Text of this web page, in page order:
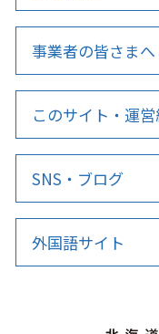
事業者の皆さまへ
このサイト・運
SNS・ブログ
外国語サイト